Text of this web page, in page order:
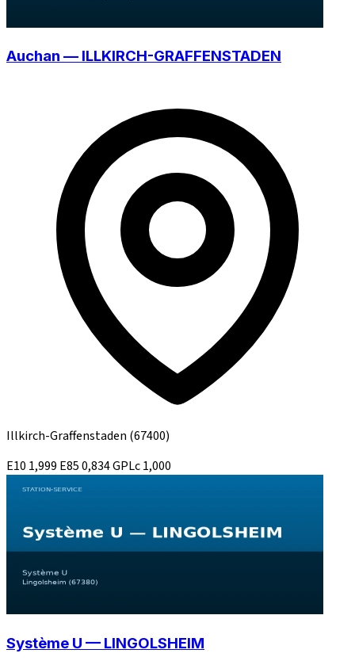
Auchan — ILLKIRCH-GRAFFENSTADEN
Illkirch-Graffenstaden (67400)
E10 1,999 E850,834GPLc1,000
Système U — LINGOLSHEIM